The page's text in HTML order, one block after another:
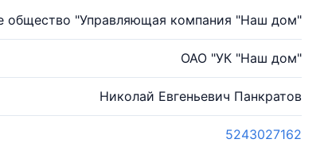
общество "Управляющая компания "Наш дом"
ОАО "УК "Наш дом"
Николай Евгеньевич Панкратов
5243027162